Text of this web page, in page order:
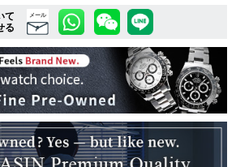
ご利用ガイド
アムクオリティについて
て
る
メール